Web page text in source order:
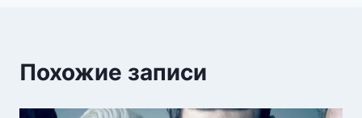
Похожие записи